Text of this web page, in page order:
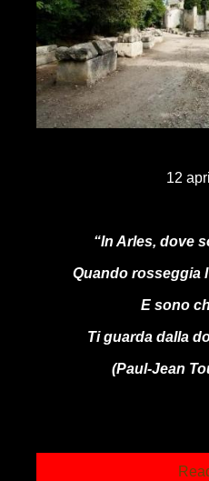
12
“In Arles, dove
Quando rosseggia
E sono
Ti guarda dalla
(Paul-Jean